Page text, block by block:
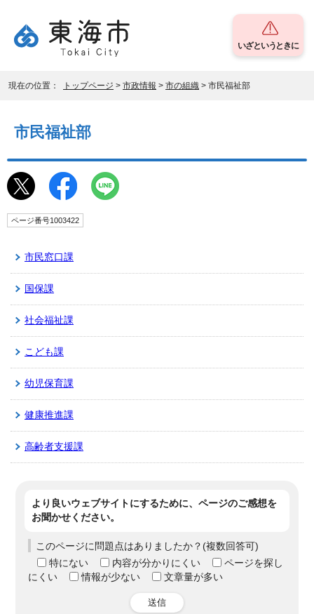
いざというときに
現在の位置： トップページ > 市政情報 > 市の組織 > 市民福祉部
市民福祉部
ページ番号1003422
市民窓口課
国保課
社会福祉課
こども課
幼児保育課
健康推進課
高齢者支援課
より良いウェブサイトにするために、ページのご感想を
お聞かせください。
このページに問題点はありましたか？(複数回答可)
特にない
内容が分かりにくい
ページを探し
にくい
情報が少ない 文章量が多い
送信